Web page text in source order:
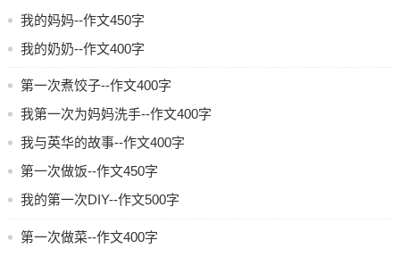
我的妈妈--作文450字
我的奶奶--作文400字
第一次煮饺子--作文400字
我第一次为妈妈洗手--作文400字
我与英华的故事--作文400字
第一次做饭--作文450字
我的第一次DIY--作文500字
第一次做菜--作文400字